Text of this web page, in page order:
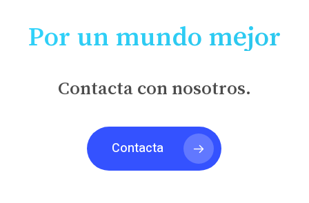
Por un mundo mejor
Contacta con nosotros.
Contacta